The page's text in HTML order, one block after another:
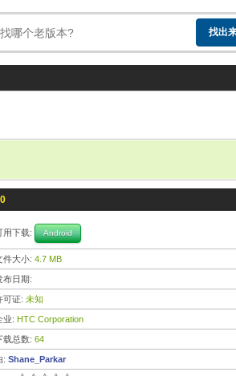
用下载: Android
件大小: 4.7 MB
布日期:
可证: 未知
业: HTC Corporation
载总数: 64
: Shane_Parkar